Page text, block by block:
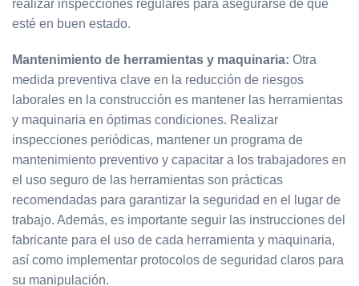
realizar inspecciones regulares para asegurarse de que
esté en buen estado.
Mantenimiento de herramientas y maquinaria: Otra
medida preventiva clave en la reducción de riesgos
laborales en la construcción es mantener las herramientas
y maquinaria en óptimas condiciones. Realizar
inspecciones periódicas, mantener un programa de
mantenimiento preventivo y capacitar a los trabajadores en
el uso seguro de las herramientas son prácticas
recomendadas para garantizar la seguridad en el lugar de
trabajo. Además, es importante seguir las instrucciones del
fabricante para el uso de cada herramienta y maquinaria,
así como implementar protocolos de seguridad claros para
su manipulación.